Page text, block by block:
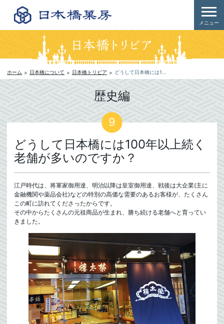
メニュー
ホーム 日本橋について 日本橋トリビア どうして日本橋には100年以上続く老舗が多いのですか？
歴史編
9
どうして日本橋には100年以上続く
老舗が多いのですか？
江戸時代は、将軍家御用達、明治以降は皇室御用達、戦後は大企業(主に
金融機関や薬品会社)などの特別の高価な需要のあるお客様が、たくさん
この町に訪れてくださったからです。
その中からたくさんの元祖商品が生まれ、勝ち続ける老舗へと育ってい
きました。